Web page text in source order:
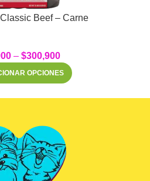
Beef – Carne
– $300,900
OPCIONES